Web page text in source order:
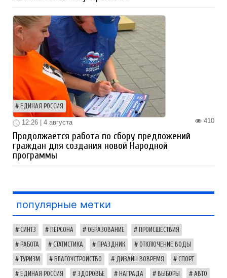
ЕДИНАЯ РОССИЯ
410
12:26 | 4 августа
Продолжается работа по сбору предложений
граждан для создания новой Народной
программы
популярные метки
СИНТЗ ПЕРСОНА ОБРАЗОВАНИЕ ПРОИСШЕСТВИЯ
РАБОТА СТАТИСТИКА ПРАЗДНИК ОТКЛЮЧЕНИЕ ВОДЫ
ТУРИЗМ БЛАГОУСТРОЙСТВО ДИЗАЙН ВОВРЕМЯ СПОРТ
ЕДИНАЯ РОССИЯ ЗДОРОВЬЕ НАГРАДА ВЫБОРЫ АВТО